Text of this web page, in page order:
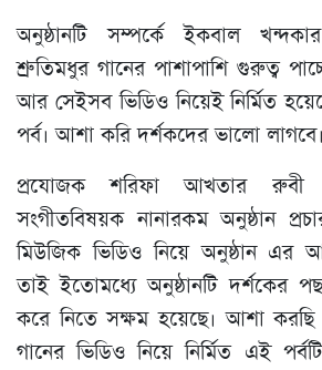
অনুষ্ঠানটি সম্পর্কে ইকবাল
শ্রুতিমধুর গানের পাশাপাশি গুরুত্ব
আর সেইসব ভিডিও নিয়েই নির্মিত
পর্ব। আশা করি দর্শকদের ভালো লাগবে।
প্রযোজক শরিফা আখতার রুবী
সংগীতবিষয়ক নানারকম অনুষ্ঠান
মিউজিক ভিডিও নিয়ে অনুষ্ঠান এর
তাই ইতোমধ্যে অনুষ্ঠানটি দর্শকের
করে নিতে সক্ষম হয়েছে। আশা করছি
গানের ভিডিও নিয়ে নির্মিত এই